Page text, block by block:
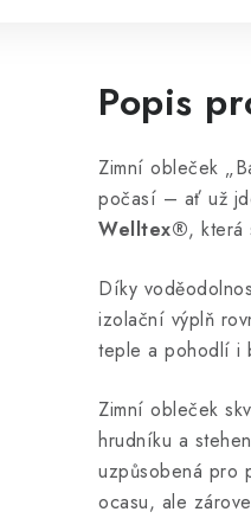
Popis
Zimní obleček
počasí – ať už
Welltex®️, která
Díky
izolační výplň
teple a pohodlí i
Zimní obleček
hrudníku a
uzpůsobená pro
ocasu, ale